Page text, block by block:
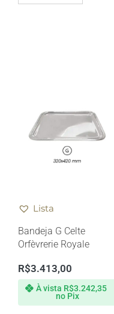
Lista
Bandeja G Celte
Orfèvrerie Royale
R$3.413,00
À vista R$3.242,35
no Pix